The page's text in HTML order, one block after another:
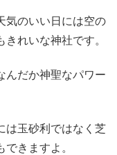
気のいい日には空の
れいな神社です。
んだか神聖なパワー
は玉砂利ではなく芝
きますよ。